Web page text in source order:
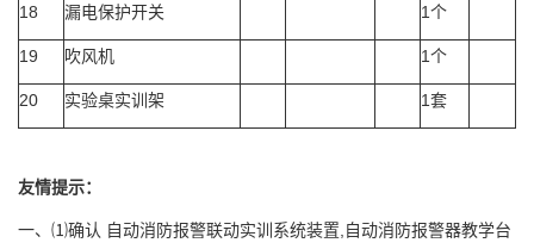
18 漏电保护开关 1个
19 吹风机 1个
20 实验桌实训架 1套
友情提示：
一、⑴确认 自动消防报警联动实训系统装置,自动消防报警器教学台